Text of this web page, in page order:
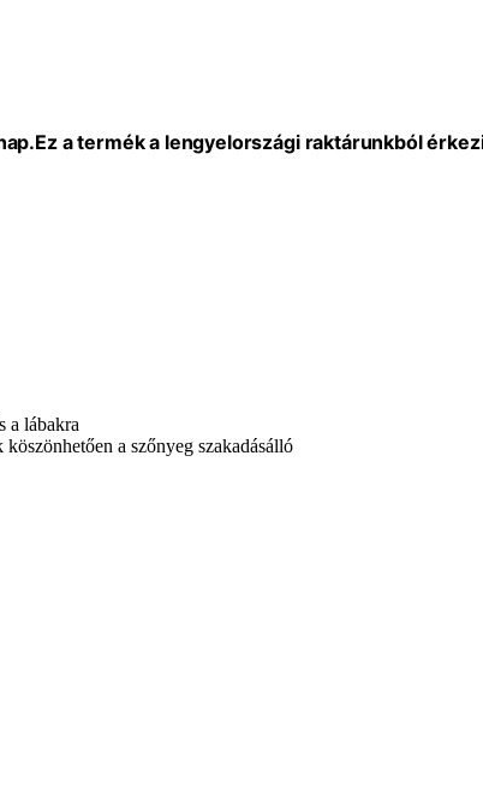
Ez a termék a lengyelországi raktárunkból
a lábakra
a szőnyeg szakadásálló